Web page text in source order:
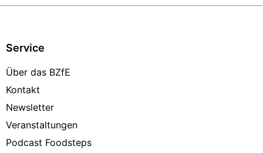
Service
Über das BZfE
Kontakt
Newsletter
Veranstaltungen
Podcast Foodsteps